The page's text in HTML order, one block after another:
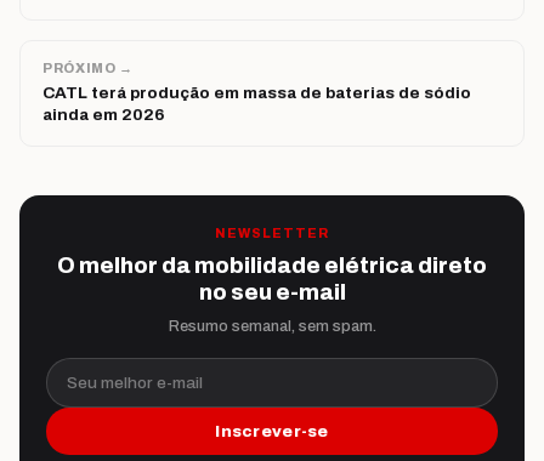
PRÓXIMO →
CATL terá produção em massa de baterias de sódio
ainda em 2026
NEWSLETTER
O melhor da mobilidade elétrica direto
no seu e-mail
Resumo semanal, sem spam.
Seu melhor e-mail
Inscrever-se